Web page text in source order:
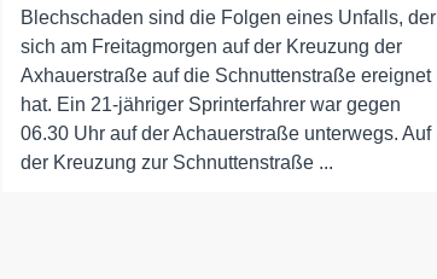
Blechschaden sind die Folgen eines Unfalls, der
sich am Freitagmorgen auf der Kreuzung der
Axhauerstraße auf die Schnuttenstraße ereignet
hat. Ein 21-jähriger Sprinterfahrer war gegen
06.30 Uhr auf der Achauerstraße unterwegs. Auf
der Kreuzung zur Schnuttenstraße ...